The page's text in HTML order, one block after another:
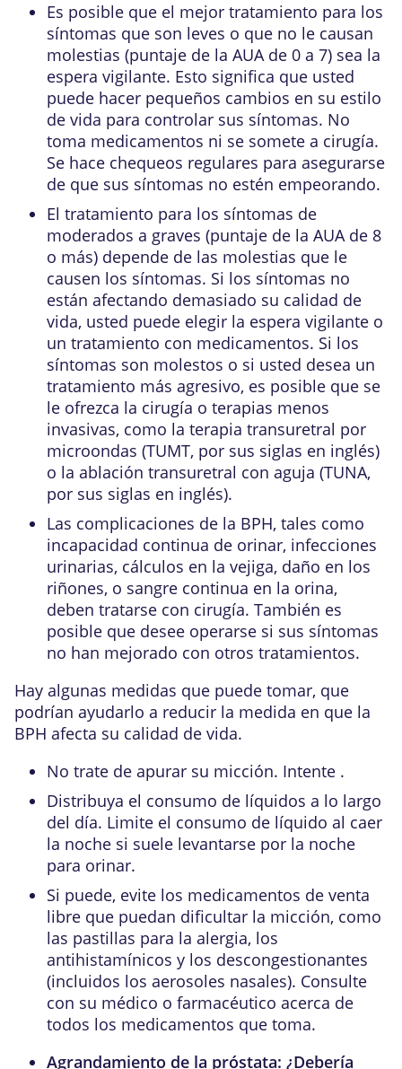
Es posible que el mejor tratamiento para los
síntomas que son leves o que no le causan
molestias (puntaje de la AUA de 0 a 7) sea la
espera vigilante. Esto significa que usted
puede hacer pequeños cambios en su estilo
de vida para controlar sus síntomas. No
toma medicamentos ni se somete a cirugía.
Se hace chequeos regulares para asegurarse
de que sus síntomas no estén empeorando.
El tratamiento para los síntomas de
moderados a graves (puntaje de la AUA de 8
o más) depende de las molestias que le
causen los síntomas. Si los síntomas no
están afectando demasiado su calidad de
vida, usted puede elegir la espera vigilante o
un tratamiento con medicamentos. Si los
síntomas son molestos o si usted desea un
tratamiento más agresivo, es posible que se
le ofrezca la cirugía o terapias menos
invasivas, como la terapia transuretral por
microondas (TUMT, por sus siglas en inglés)
o la ablación transuretral con aguja (TUNA,
por sus siglas en inglés).
Las complicaciones de la BPH, tales como
incapacidad continua de orinar, infecciones
urinarias, cálculos en la vejiga, daño en los
riñones, o sangre continua en la orina,
deben tratarse con cirugía. También es
posible que desee operarse si sus síntomas
no han mejorado con otros tratamientos.
Hay algunas medidas que puede tomar, que
podrían ayudarlo a reducir la medida en que la
BPH afecta su calidad de vida.
No trate de apurar su micción. Intente .
Distribuya el consumo de líquidos a lo largo
del día. Limite el consumo de líquido al caer
la noche si suele levantarse por la noche
para orinar.
Si puede, evite los medicamentos de venta
libre que puedan dificultar la micción, como
las pastillas para la alergia, los
antihistamínicos y los descongestionantes
(incluidos los aerosoles nasales). Consulte
con su médico o farmacéutico acerca de
todos los medicamentos que toma.
Agrandamiento de la próstata: ¿Debería